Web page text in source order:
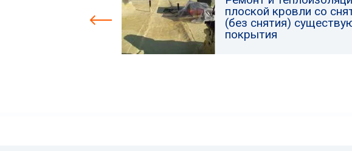
плоской кровли со
(без снятия)
покрытия